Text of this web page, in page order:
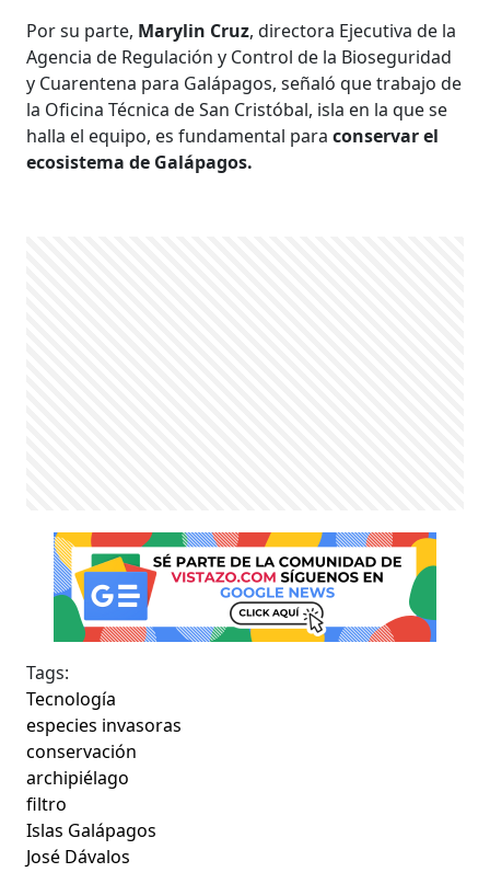
Por su parte, Marylin Cruz, directora Ejecutiva de la
Agencia de Regulación y Control de la Bioseguridad
y Cuarentena para Galápagos, señaló que trabajo de
la Oficina Técnica de San Cristóbal, isla en la que se
halla el equipo, es fundamental paraconservar el
ecosistema de Galápagos.
Tags:
Tecnología
especies invasoras
conservación
archipiélago
filtro
Islas Galápagos
José Dávalos